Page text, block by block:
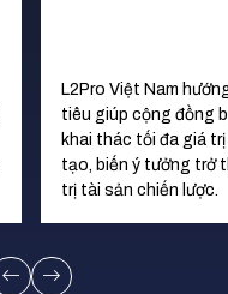
L2Pro Việt Nam
tiêu giúp cộng đồng
khai thác tối đa giá
tạo, biến ý tưởng trở
trị tài sản chiến lược.